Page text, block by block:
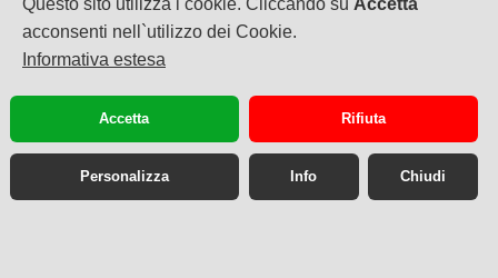
Questo sito utilizza i cookie. Cliccando su Accetta
acconsenti nell`utilizzo dei Cookie.
Informativa estesa
Accetta Rifiuta
Personalizza Info Chiudi
P.IVA: 04479870612
Via SS 7 Bis Km 13800
Teverola
08119094906
booking@mcclub.eu